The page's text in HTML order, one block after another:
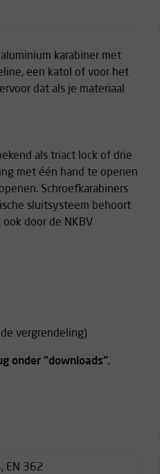
karabiner met
een katol of voor het
dat als je materiaal
als triact lock of drie
met één hand te openen
Schroefkarabiners
sluitsysteem behoort
door de NKBV
vergrendeling)
onder "downloads".
EN 362